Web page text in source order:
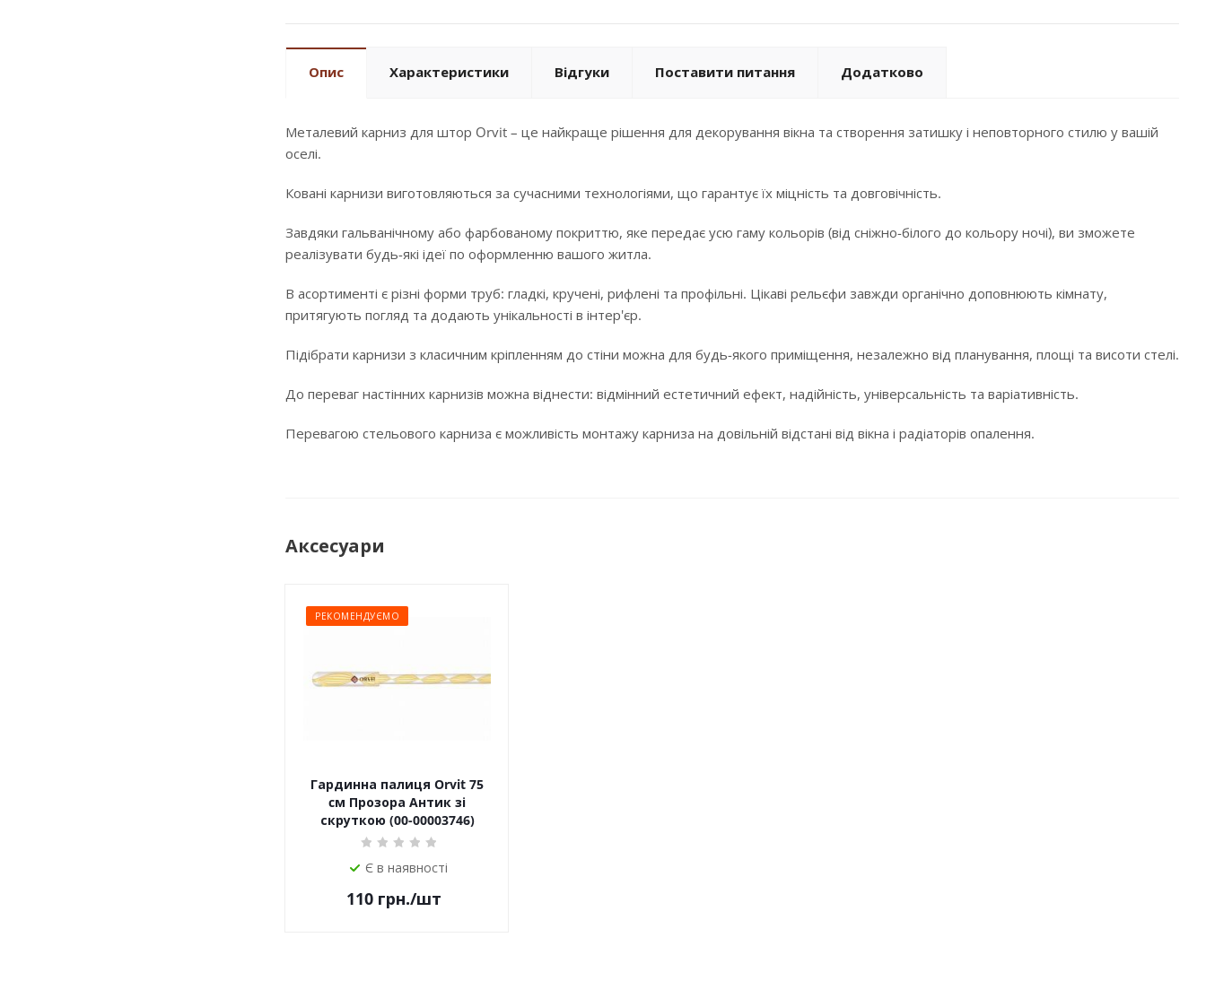
Опис Характеристики Відгуки Поставити питання Додатково
Металевий карниз для штор Orvit – це найкраще рішення для декорування вікна та створення затишку і неповторного стилю у вашій
оселі.
Ковані карнизи виготовляються за сучасними технологіями, що гарантує їх міцність та довговічність.
Завдяки гальванічному або фарбованому покриттю, яке передає усю гаму кольорів (від сніжно-білого до кольору ночі), ви зможете
реалізувати будь-які ідеї по оформленню вашого житла.
В асортименті є різні форми труб: гладкі, кручені, рифлені та профільні. Цікаві рельєфи завжди органічно доповнюють кімнату,
притягують погляд та додають унікальності в інтер'єр.
Підібрати карнизи з класичним кріпленням до стіни можна для будь-якого приміщення, незалежно від планування, площі та висоти стелі.
До переваг настінних карнизів можна віднести: відмінний естетичний ефект, надійність, універсальність та варіативність.
Перевагою стельового карниза є можливість монтажу карниза на довільній відстані від вікна і радіаторів опалення.
Аксесуари
РЕКОМЕНДУЄМО
Гардинна палиця Orvit 75
cм Прозора Антик зі
скруткою (00-00003746)
Є в наявності
110 грн./шт